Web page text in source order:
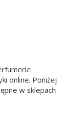
online. Poniżej
w sklepach